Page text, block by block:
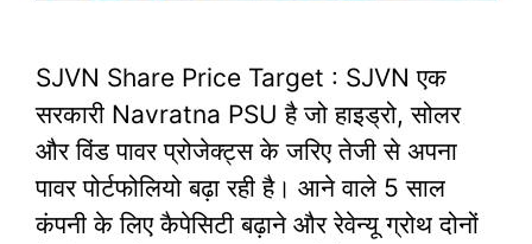
SJVN Share Price Target : SJVN एक
सरकारी Navratna PSU है जो हाइड्रो, सोलर
और विंड पावर प्रोजेक्ट्स के जरिए तेजी से अपना
पावर पोर्टफोलियो बढ़ा रही है। आने वाले 5 साल
कंपनी के लिए कैपेसिटी बढ़ाने और रेवेन्यू ग्रोथ दोनों